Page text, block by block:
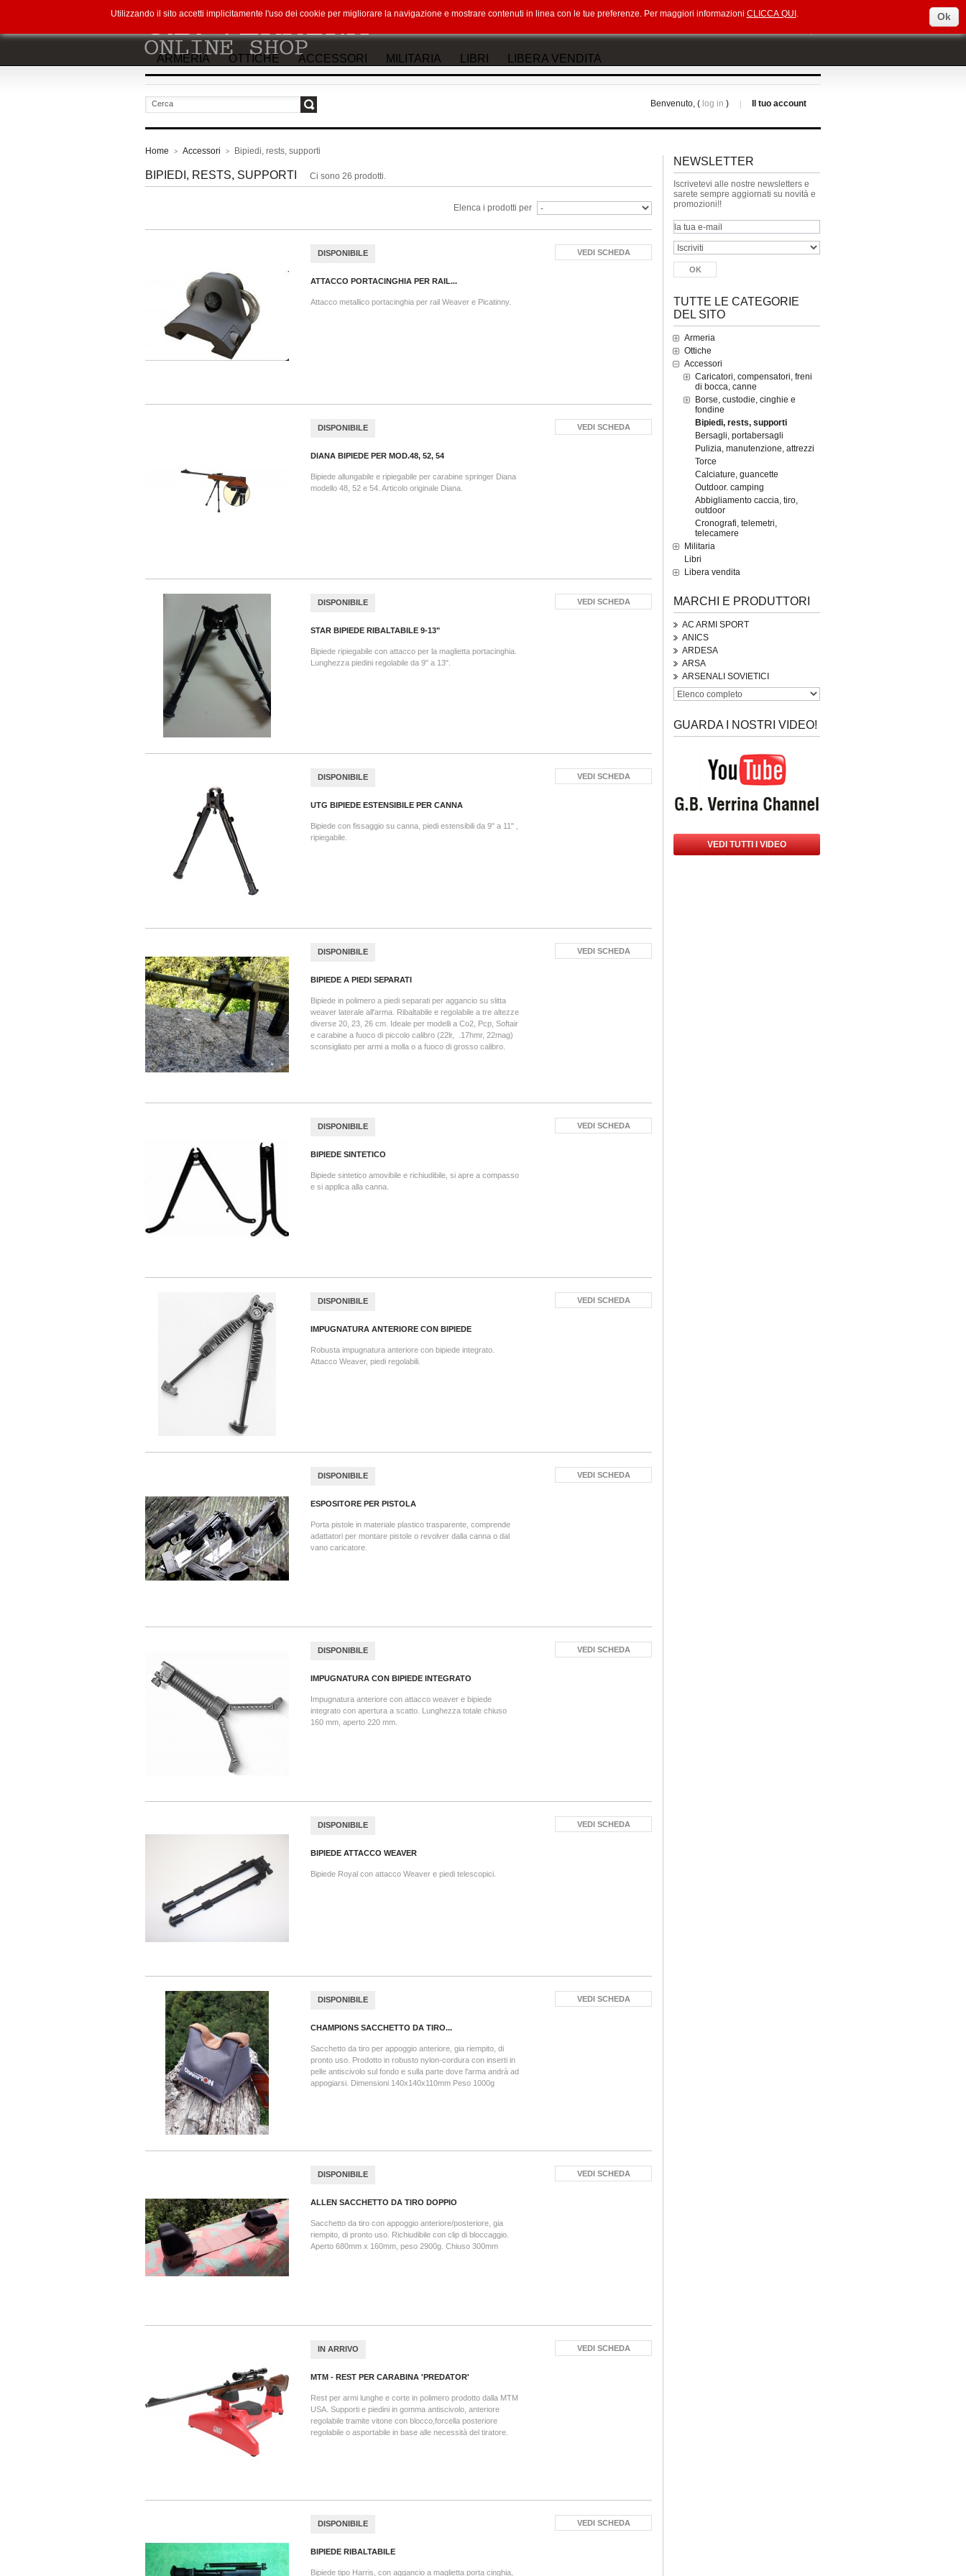
ARMERIA OTTICHE ACCESSORI MILITARIA LIBRI LIBERA VENDITA
Il tuo account
Benvenuto, ( log in )
Home > Accessori > Bipiedi, rests, supporti
BIPIEDI, RESTS, SUPPORTI Ci sono 26 prodotti.
Elenca i prodotti per
DISPONIBILE
ATTACCO PORTACINGHIA PER RAIL...
Attacco metallico portacinghia per rail Weaver e Picatinny.
VEDI SCHEDA
DISPONIBILE
DIANA BIPIEDE PER MOD.48, 52, 54
Bipiede allungabile e ripiegabile per carabine springer Diana
modello 48, 52 e 54. Articolo originale Diana.
VEDI SCHEDA
DISPONIBILE
STAR BIPIEDE RIBALTABILE 9-13"
Bipiede ripiegabile con attacco per la maglietta portacinghia.
Lunghezza piedini regolabile da 9" a 13".
VEDI SCHEDA
DISPONIBILE
UTG BIPIEDE ESTENSIBILE PER CANNA
Bipiede con fissaggio su canna, piedi estensibili da 9" a 11" ,
ripiegabile.
VEDI SCHEDA
DISPONIBILE
BIPIEDE A PIEDI SEPARATI
Bipiede in polimero a piedi separati per aggancio su slitta
weaver laterale all'arma. Ribaltabile e regolabile a tre altezze
diverse 20, 23, 26 cm. Ideale per modelli a Co2, Pcp, Softair
e carabine a fuoco di piccolo calibro (22lr, .17hmr, 22mag)
sconsigliato per armi a molla o a fuoco di grosso calibro.
VEDI SCHEDA
DISPONIBILE
BIPIEDE SINTETICO
Bipiede sintetico amovibile e richiudibile, si apre a compasso
e si applica alla canna.
VEDI SCHEDA
DISPONIBILE
IMPUGNATURA ANTERIORE CON BIPIEDE
Robusta impugnatura anteriore con bipiede integrato.
Attacco Weaver, piedi regolabili.
VEDI SCHEDA
DISPONIBILE
ESPOSITORE PER PISTOLA
Porta pistole in materiale plastico trasparente, comprende
adattatori per montare pistole o revolver dalla canna o dal
vano caricatore.
VEDI SCHEDA
DISPONIBILE
IMPUGNATURA CON BIPIEDE INTEGRATO
Impugnatura anteriore con attacco weaver e bipiede
integrato con apertura a scatto. Lunghezza totale chiuso
160 mm, aperto 220 mm.
VEDI SCHEDA
DISPONIBILE
BIPIEDE ATTACCO WEAVER
Bipiede Royal con attacco Weaver e piedi telescopici.
VEDI SCHEDA
DISPONIBILE
CHAMPIONS SACCHETTO DA TIRO...
Sacchetto da tiro per appoggio anteriore, gia riempito, di
pronto uso. Prodotto in robusto nylon-cordura con inserti in
pelle antiscivolo sul fondo e sulla parte dove l'arma andrà ad
appogiarsi. Dimensioni 140x140x110mm Peso 1000g
VEDI SCHEDA
DISPONIBILE
ALLEN SACCHETTO DA TIRO DOPPIO
Sacchetto da tiro con appoggio anteriore/posteriore, gia
riempito, di pronto uso. Richiudibile con clip di bloccaggio.
Aperto 680mm x 160mm, peso 2900g. Chiuso 300mm
VEDI SCHEDA
IN ARRIVO
MTM - REST PER CARABINA 'PREDATOR'
Rest per armi lunghe e corte in polimero prodotto dalla MTM
USA. Supporti e piedini in gomma antiscivolo, anteriore
regolabile tramite vitone con blocco,forcella posteriore
regolabile o asportabile in base alle necessità del tiratore.
VEDI SCHEDA
DISPONIBILE
BIPIEDE RIBALTABILE
Bipiede tipo Harris, con aggancio a maglietta porta cinghia,
VEDI SCHEDA
NEWSLETTER
Iscrivetevi alle nostre newsletters e
sarete sempre aggiornati su novità e
promozioni!!
TUTTE LE CATEGORIE
DEL SITO
Armeria
Ottiche
Accessori
Caricatori, compensatori, freni
di bocca, canne
Borse, custodie, cinghie e
fondine
Bipiedi, rests, supporti
Bersagli, portabersagli
Pulizia, manutenzione, attrezzi
Torce
Calciature, guancette
Outdoor. camping
Abbigliamento caccia, tiro,
outdoor
Cronografi, telemetri,
telecamere
Militaria
Libri
Libera vendita
MARCHI E PRODUTTORI
AC ARMI SPORT
ANICS
ARDESA
ARSA
ARSENALI SOVIETICI
GUARDA I NOSTRI VIDEO!
VEDI TUTTI I VIDEO
Utilizzando il sito accetti implicitamente l'uso dei cookie per migliorare la navigazione e mostrare contenuti in linea con le tue preferenze. Per maggiori informazioni CLICCA QUI . Ok